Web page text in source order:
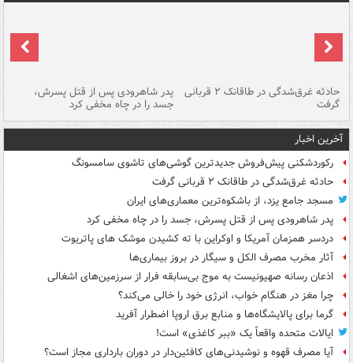
حادثه غرق‌شدگی در طاقانک ۲ قربانی
گرفت
پدر شاهرودی پس از قتل پسرش،
جسد را در چاه مخفی کرد
آخرین اخبار
رکوردشکنی پیش‌فروش جدیدترین گوشی‌های تاشوی سامسونگ
حادثه غرق‌شدگی در طاقانک ۲ قربانی گرفت
مسجد جامع یزد، از باشکوه‌ترین معماری‌های ایران
پدر شاهرودی پس از قتل پسرش، جسد را در چاه مخفی کرد
دردسر همزمان آمریکا و اوکراین با ته کشیدن موشک های پاتریوت
آثار مخرب مصرف الکل و سیگار در بروز بیماری‌ها
اذعان رسانه صهیونیست به موج بی‌سابقه فرار از سرزمین‌های اشغالی
چرا مغز در هنگام خواب، انرژی خود را خالی می‌کند؟
گرما برای پالایشگاه‌ها و منابع برق اروپا اضطرار آفرید
ایالات متحده واقعاً یک «ببر کاغذی» است!
آیا مصرف قهوه و نوشیدنی‌های کافئین‌دار در دوران بارداری مجاز است؟